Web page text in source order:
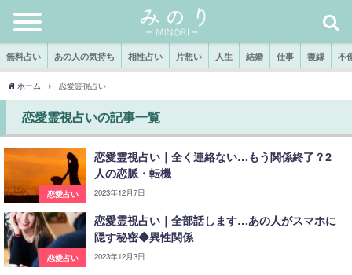
無料占い あの人の気持ち 相性占い 片想い 人生 結婚 仕事 復縁 不
ホーム 恋愛霊視占い
恋愛霊視占いの記事一覧
恋愛占い
恋愛霊視占い｜全く連絡ない…もう関係終了？2
人の恋脈・転機
2023年12月7日
恋愛占い
恋愛霊視占い｜全部話します…あの人がスマホに
隠す秘密◆異性関係
2023年12月3日